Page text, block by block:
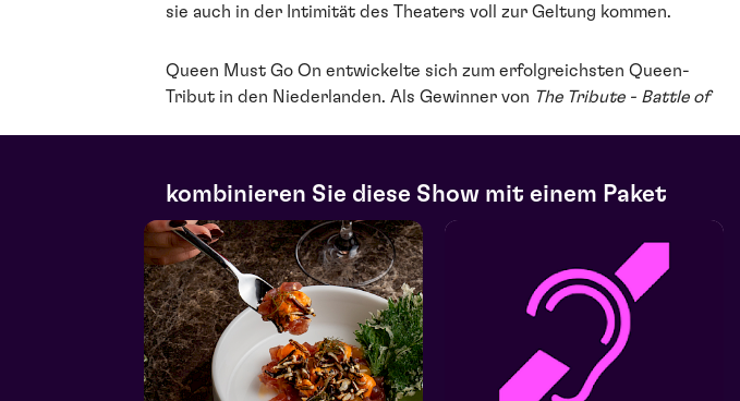
sie auch in der Intimität des Theaters voll zur Geltung kommen.
Queen Must Go On entwickelte sich zum erfolgreichsten Queen-
Tribut in den Niederlanden. Als Gewinner von The Tribute - Battle of
kombinieren Sie diese Show mit einem Paket